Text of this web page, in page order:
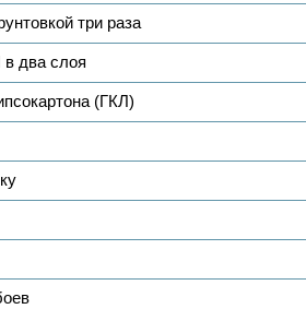
три раза
в два слоя
(ГКЛ)